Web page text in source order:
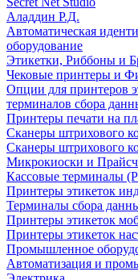
Аладдин Р.Д.
Автоматическая
оборудование
Этикетки, Риббоны и
Чековые принтеры и
Опции для принтеров
терминалов сбора
Принтеры печати на
Сканеры штрихового
Сканеры штрихового
Микрокиоски и
Кассовые терминалы
Принтеры этикеток
Терминалы сбора
Принтеры этикеток
Принтеры этикеток
Промышленное
Автоматизация и